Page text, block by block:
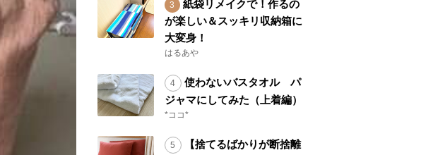
紙袋リメイクで！作るの
が楽しい＆スッキリ収納箱に
大変身！
はるあや
使わないバスタオル パ
ジャマにしてみた（上着編）
*ココ*
【捨てるばかりが断捨離